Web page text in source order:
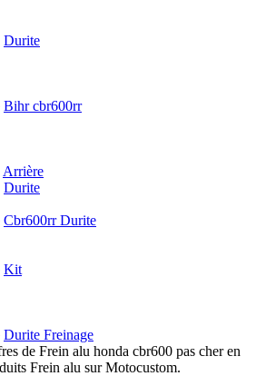
Durite
Bihr cbr600rr
Arrière
Durite
Cbr600rr Durite
Kit
Durite Freinage
de Frein alu honda cbr600 pas cher en
Frein alu sur Motocustom.